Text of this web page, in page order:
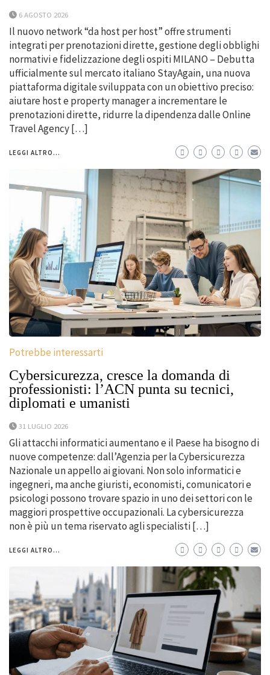
6 AGOSTO 2026
Il nuovo network “da host per host” offre strumenti
integrati per prenotazioni dirette, gestione degli obblighi
normativi e fidelizzazione degli ospiti MILANO – Debutta
ufficialmente sul mercato italiano StayAgain, una nuova
piattaforma digitale sviluppata con un obiettivo preciso:
aiutare host e property manager a incrementare le
prenotazioni dirette, ridurre la dipendenza dalle Online
Travel Agency […]
LEGGI ALTRO...
Potrebbe interessarti
Cybersicurezza, cresce la domanda di
professionisti: l’ACN punta su tecnici,
diplomati e umanisti
31 LUGLIO 2026
Gli attacchi informatici aumentano e il Paese ha bisogno di
nuove competenze: dall’Agenzia per la Cybersicurezza
Nazionale un appello ai giovani. Non solo informatici e
ingegneri, ma anche giuristi, economisti, comunicatori e
psicologi possono trovare spazio in uno dei settori con le
maggiori prospettive occupazionali. La cybersicurezza
non è più un tema riservato agli specialisti […]
LEGGI ALTRO...